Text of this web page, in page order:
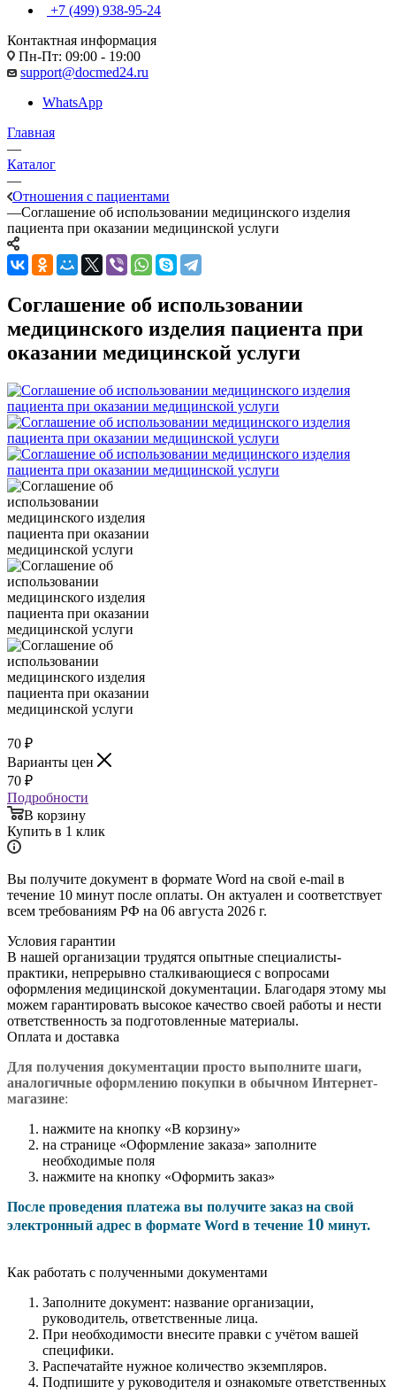
+7 (499) 938-95-24
Контактная информация
Пн-Пт: 09:00 - 19:00
support@docmed24.ru
WhatsApp
Главная
—
Каталог
—
Отношения с пациентами
—Соглашение об использовании медицинского изделия
пациента при оказании медицинской услуги
Соглашение об использовании
медицинского изделия пациента при
оказании медицинской услуги
70 ₽
Варианты цен
70 ₽
Подробности
В корзину
Купить в 1 клик
Вы получите документ в формате Word на свой e-mail в
течение 10 минут после оплаты. Он актуален и соответствует
всем требованиям РФ на 06 августа 2026 г.
Условия гарантии
В нашей организации трудятся опытные специалисты-
практики, непрерывно сталкивающиеся с вопросами
оформления медицинской документации. Благодаря этому мы
можем гарантировать высокое качество своей работы и нести
ответственность за подготовленные материалы.
Оплата и доставка
Для получения документации просто выполните шаги,
аналогичные оформлению покупки в обычном Интернет-
магазине:
нажмите на кнопку «В корзину»
на странице «Оформление заказа» заполните
необходимые поля
нажмите на кнопку «Оформить заказ»
После проведения платежа вы получите заказ на свой
электронный адрес в формате Word в течение 10 минут.
Как работать с полученными документами
Заполните документ: название организации,
руководитель, ответственные лица.
При необходимости внесите правки с учётом вашей
специфики.
Распечатайте нужное количество экземпляров.
Подпишите у руководителя и ознакомьте ответственных